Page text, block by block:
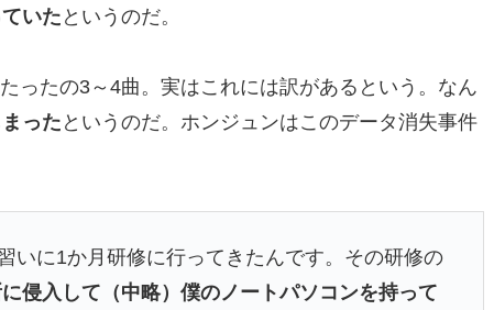
いた というのだ。
ったの3～4曲。実はこれには訳があるという。なん
った というのだ。ホンジュンはこのデータ消失事件
いに1か月研修に行ってきたんです。その研修の
侵入して（中略）僕のノートパソコンを持って